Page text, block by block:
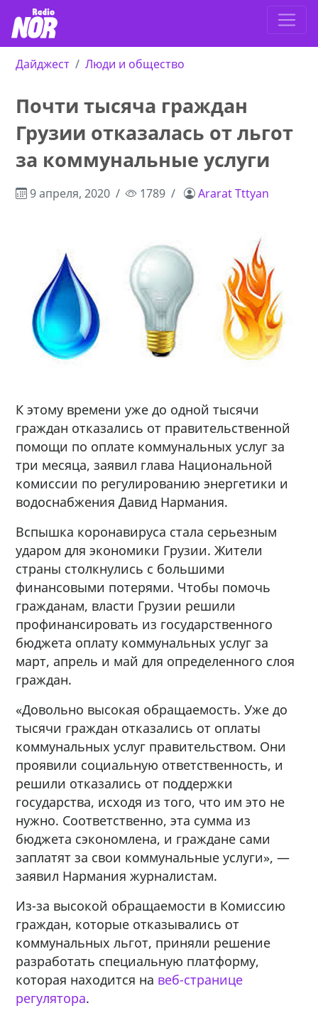
Дайджест Люди и общество
Почти тысяча граждан
Грузии отказалась от льгот
за коммунальные услуги
9 апреля, 2020 1789 Ararat Tttyan
К этому времени уже до одной тысячи
граждан отказались от правительственной
помощи по оплате коммунальных услуг за
три месяца, заявил глава Национальной
комиссии по регулированию энергетики и
водоснабжения Давид Нармания.
Вспышка коронавируса стала серьезным
ударом для экономики Грузии. Жители
страны столкнулись с большими
финансовыми потерями. Чтобы помочь
гражданам, власти Грузии решили
профинансировать из государственного
бюджета оплату коммунальных услуг за
март, апрель и май для определенного слоя
граждан.
«Довольно высокая обращаемость. Уже до
тысячи граждан отказались от оплаты
коммунальных услуг правительством. Они
проявили социальную ответственность, и
решили отказались от поддержки
государства, исходя из того, что им это не
нужно. Соответственно, эта сумма из
бюджета сэкономлена, и граждане сами
заплатят за свои коммунальные услуги», —
заявил Нармания журналистам.
Из-за высокой обращаемости в Комиссию
граждан, которые отказывались от
коммунальных льгот, приняли решение
разработать специальную платформу,
которая находится на веб-странице
регулятора.